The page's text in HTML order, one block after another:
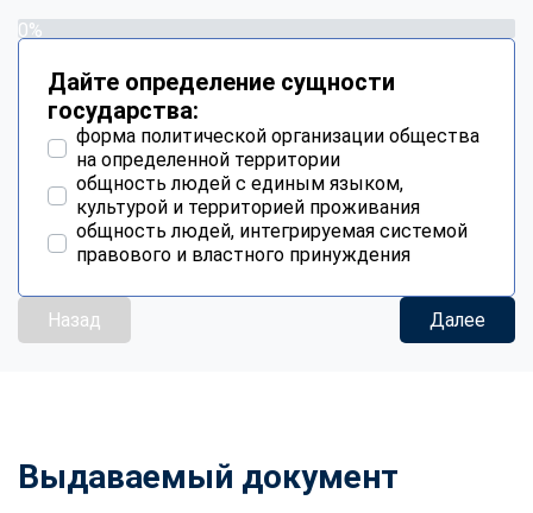
0%
Дайте определение сущности
государства:
форма политической организации общества
на определенной территории
общность людей с единым языком,
культурой и территорией проживания
общность людей, интегрируемая системой
правового и властного принуждения
Назад Далее
Выдаваемый документ